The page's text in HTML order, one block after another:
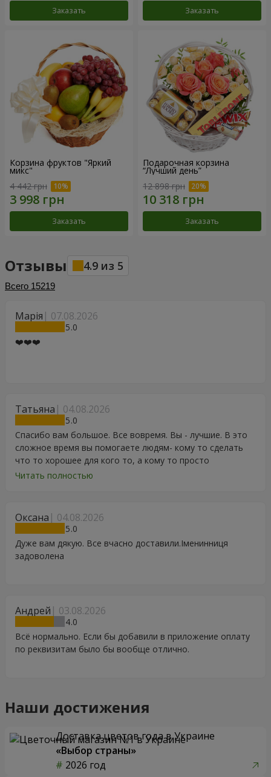
Заказать Заказать
Корзина фруктов "Яркий
микс"
4 442 грн
Заказать
Подарочная корзина
“Лучший день”
12 898 грн
Заказать
Отзывы 4.9 из 5
Всего 15219
Марія 07.08.2026
5
❤️❤️❤️
Татьяна 04.08.2026
5
Спасибо вам большое. Все вовремя. Вы - лучшие. В это
сложное время вы помогаете людям- кому то сделать
что то хорошее для кого то, а кому то просто
порадоваться цветам, подарку, тортику, поздравлению.
Читать полностью
Оксана 04.08.2026
5
Дуже вам дякую. Все вчасно доставили.Іменинниця
задоволена
Андрей 03.08.2026
4
Всё нормально. Если бы добавили в приложение оплату
по реквизитам было бы вообще отлично.
Наши достижения
Доставка цветов года в Украине
«Выбор страны»
2026 год